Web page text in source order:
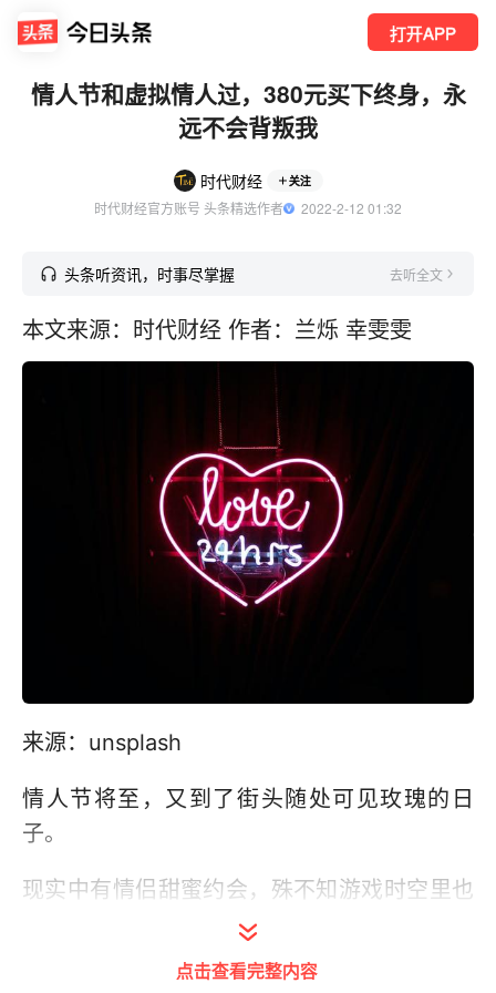
打开APP
情人节和虚拟情人过，380元买下终身，永
远不会背叛我
时代财经 关注
时代财经官方账号 头条精选作者
  2022-2-12 01:32
头条听资讯，时事尽掌握 去听全文
本文来源：时代财经 作者：兰烁 幸雯雯
来源：unsplash
情人节将至，又到了街头随处可见玫瑰的日
子。
现实中有情侣甜蜜约会，殊不知游戏时空里也
有浪漫——为虚拟女友/男友换上新装，或花费
重金只为一张节日卡。点击查看完整内容